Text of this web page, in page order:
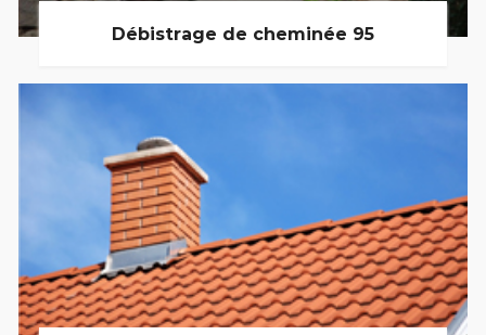
Débistrage de cheminée 95